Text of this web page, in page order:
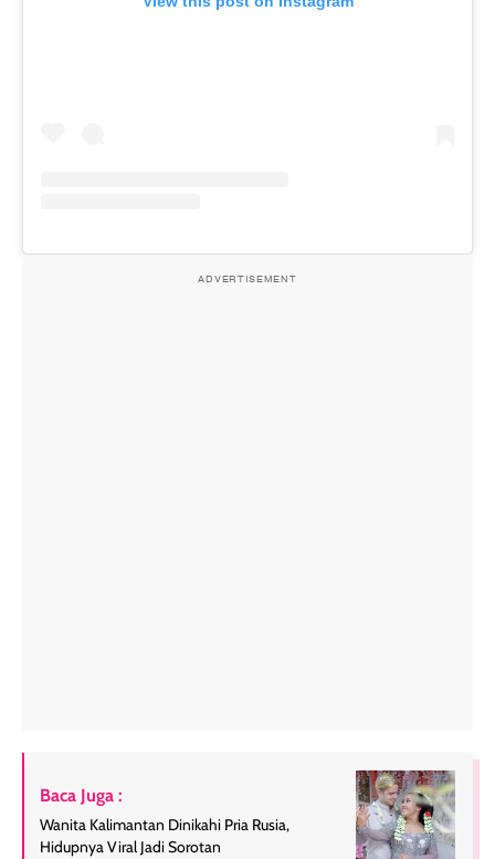
ADVERTISEMENT
Baca Juga :
Wanita Kalimantan Dinikahi Pria Rusia,
Hidupnya Viral Jadi Sorotan